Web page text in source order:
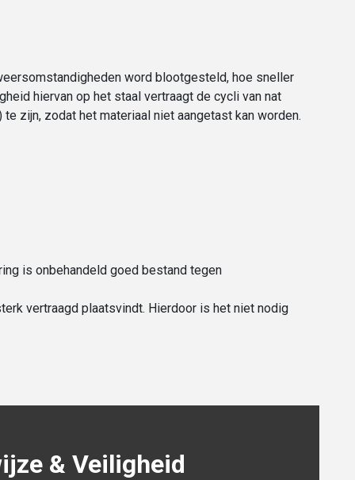
word blootgesteld, hoe sneller
hiervan op het staal vertraagt de cycli van nat
zijn, zodat het materiaal niet aangetast kan worden.
is onbehandeld goed bestand tegen
vertraagd plaatsvindt. Hierdoor is het niet nodig
& Veiligheid